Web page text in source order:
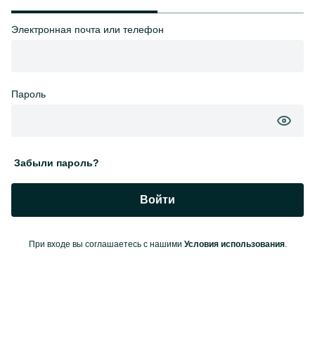
Электронная почта или телефон
Пароль
Забыли пароль?
Войти
При входе вы соглашаетесь с нашими Условия использования.